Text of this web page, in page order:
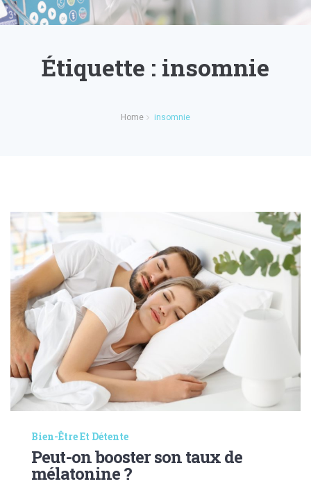
Étiquette : insomnie
Home insomnie
Bien-Être Et Détente
Peut-on booster son taux de
mélatonine ?